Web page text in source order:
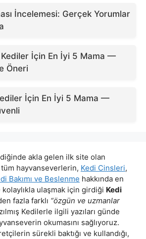
İncelemesi: Gerçek Yorumlar
İçin En İyi 5 Mama —
Öneri
İçin En İyi 5 Mama —
akla gelen ilk site olan
tüm hayvanseverlerin, Kedi Cinsleri,
Bakımı ve Beslenme hakkında en
ulaşmak için girdiği Kedi
fazla farklı “özgün ve uzmanlar
Kedilerle ilgili yazıları günde
okumasını sağlıyoruz.
sürekli baktığı ve kullandığı,